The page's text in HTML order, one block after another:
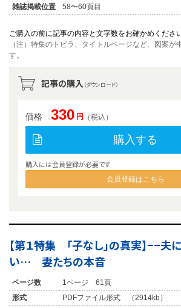
雑誌掲載位置
58〜60頁目
ご購入の前に記事の内容と文字数をお確かめください
（注）特集のトビラ、タイトルページなど、図案が
す。
記事の購入 （ダウンロード）
価格 330 円 （税込）
購入する
購入には会員登録が必要です
会員登録はこちら
【第１特集 「子なし」の真実】−−夫
い… 妻たちの本音
ページ数
1ページ 61頁
形式
PDFファイル形式 （2914kb）